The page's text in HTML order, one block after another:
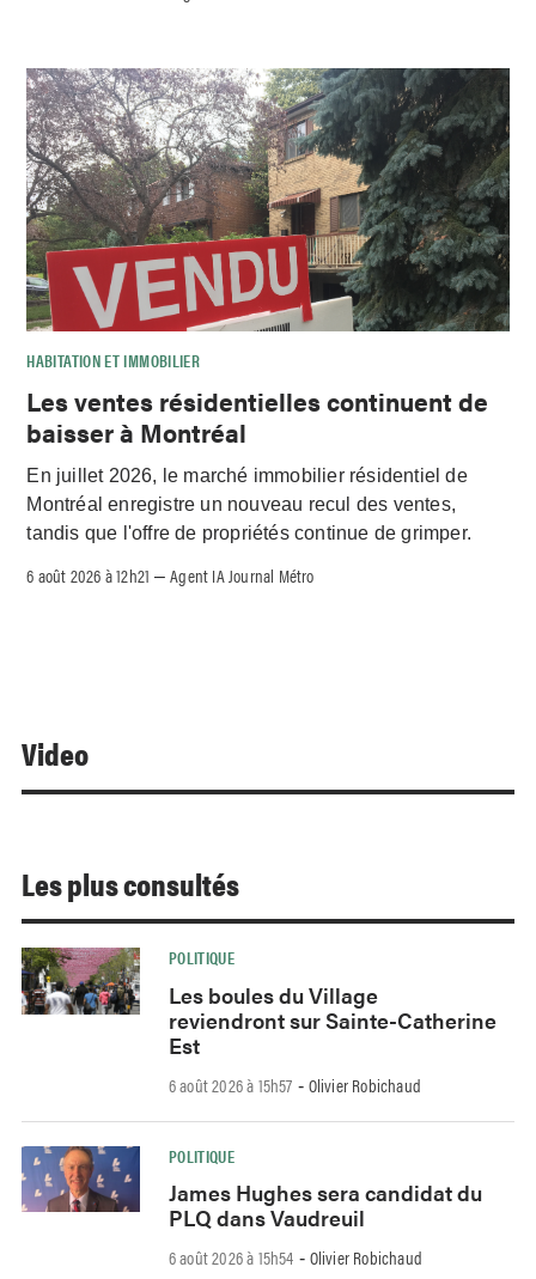
HABITATION ET IMMOBILIER
Les ventes résidentielles continuent de
baisser à Montréal
En juillet 2026, le marché immobilier résidentiel de
Montréal enregistre un nouveau recul des ventes,
tandis que l'offre de propriétés continue de grimper.
6 août 2026 à 12h21 –Agent IA Journal Métro
Video
Les plus consultés
POLITIQUE
Les boules du Village
reviendront sur Sainte-Catherine
Est
6 août 2026 à 15h57 - Olivier Robichaud
POLITIQUE
James Hughes sera candidat du
PLQ dans Vaudreuil
6 août 2026 à 15h54 - Olivier Robichaud